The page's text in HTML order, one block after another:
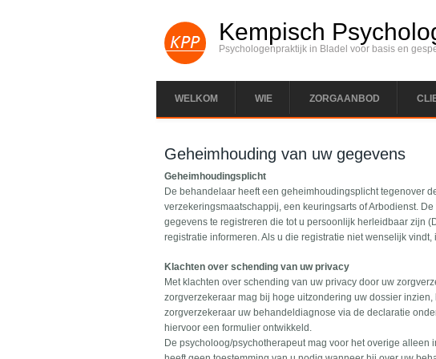
Kempisch
Psychologenpraktijk in Bladel voor basis en
WELKOM WIE ZORGAANBOD
Geheimhouding van uw gegevens
Geheimhoudingsplicht
De behandelaar heeft een geheimhoudingsplicht tegenover
verzekeringsmaatschappij, een keuringsarts of Arbodienst.
gegevens te registreren die tot u persoonlijk herleidbaar zijn
registratie informeren. Als u die registratie niet wenselijk
Klachten over schending van uw privacy
Met klachten over schending van uw privacy door uw
zorgverzekeraar mag bij hoge uitzondering uw dossier
zorgverzekeraar uw behandeldiagnose via de declaratie
hiervoor een formulier ontwikkeld.
De psycholoog/psychotherapeut mag voor het overige